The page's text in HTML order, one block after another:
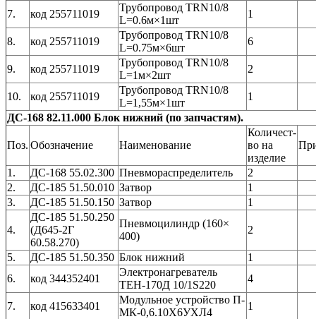
7. код 255711019
Трубопровод TRN10/8
L=0.6м×1шт
1
8. код 255711019
Трубопровод TRN10/8
L=0.75м×6шт
6
9. код 255711019
Трубопровод TRN10/8
L=1м×2шт
2
10. код 255711019
Трубопровод TRN10/8
L=1,55м×1шт
1
ДС-168 82.11.000 Блок нижний (по запчастям).
Поз. Обозначение Наименование
Количест-
во на
изделие
1. ДС-168 55.02.300 Пневмораспределитель
2
2.
ДС-185 51.50.010 Затвор
1
3.
ДС-185 51.50.150 Затвор 1
4.
ДС-185 51.50.250
(Д645-2Г
60.58.270)
Пневмоцилиндр (160×
400)
2
5. ДС-185 51.50.350 Блок нижний
1
6.
код 344352401
Электронагреватель
ТЕН-170Д 10/1S220
4
7. код 415633401
Модульное устройство П-
МК-0,6.10Х6УХЛ4
1